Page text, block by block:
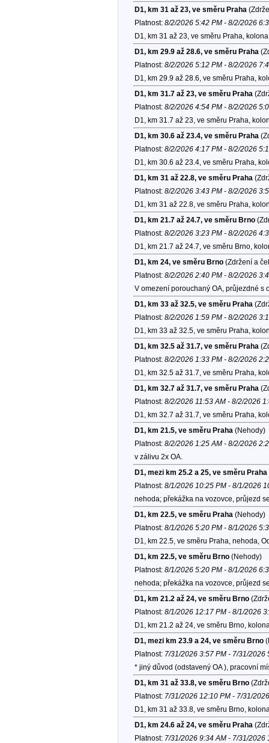
D1, km 31 až 23, ve směru Praha
Platnost: 8/2/2026 5:42 PM - 8/2/2026
D1, km 31 až 23, ve směru Praha,
D1, km 29.9 až 28.6, ve směru Praha
Platnost: 8/2/2026 5:12 PM - 8/2/2026
D1, km 29.9 až 28.6, ve směru Praha,
D1, km 31.7 až 23, ve směru Praha
Platnost: 8/2/2026 4:54 PM - 8/2/2026
D1, km 31.7 až 23, ve směru Praha,
D1, km 30.6 až 23.4, ve směru Praha
Platnost: 8/2/2026 4:17 PM - 8/2/2026
D1, km 30.6 až 23.4, ve směru Praha,
D1, km 31 až 22.8, ve směru Praha
Platnost: 8/2/2026 3:43 PM - 8/2/2026
D1, km 31 až 22.8, ve směru Praha,
D1, km 21.7 až 24.7, ve směru Brno
Platnost: 8/2/2026 3:23 PM - 8/2/2026
D1, km 21.7 až 24.7, ve směru Brno,
D1, km 24, ve směru Brno(Zdržení a
Platnost: 8/2/2026 2:40 PM - 8/2/2026
V omezení porouchaný OA, průjezdné s
D1, km 33 až 32.5, ve směru Praha
Platnost: 8/2/2026 1:59 PM - 8/2/2026
D1, km 33 až 32.5, ve směru Praha,
D1, km 32.5 až 31.7, ve směru Praha
Platnost: 8/2/2026 1:33 PM - 8/2/2026
D1, km 32.5 až 31.7, ve směru Praha,
D1, km 32.7 až 31.7, ve směru Praha
Platnost: 8/2/2026 11:53 AM - 8/2/2026
D1, km 32.7 až 31.7, ve směru Praha,
D1, km 21.5, ve směru Praha (Nehody)
Platnost: 8/2/2026 1:25 AM - 8/2/2026
v zálivu 2x OA.
D1, mezi km 25.2 a 25, ve směru Praha
Platnost: 8/1/2026 10:25 PM - 8/1/2026
nehoda; překážka na vozovce, průjezd
D1, km 22.5, ve směru Praha (Nehody)
Platnost: 8/1/2026 5:20 PM - 8/1/2026
D1, km 22.5, ve směru Praha, nehoda,
D1, km 22.5, ve směru Brno(Nehody)
Platnost: 8/1/2026 5:20 PM - 8/1/2026
nehoda; překážka na vozovce, průjezd
D1, km 21.2 až 24, ve směru Brno
Platnost: 8/1/2026 12:17 PM - 8/1/2026
D1, km 21.2 až 24, ve směru Brno,
D1, mezi km 23.9 a 24, ve směru Brno
Platnost: 7/31/2026 3:57 PM - 7/31/2026
* jiný důvod (odstavený OA ), pracovní
D1, km 31 až 33.8, ve směru Brno
Platnost: 7/31/2026 12:10 PM - 7/31/
D1, km 31 až 33.8, ve směru Brno,
D1, km 24.6 až 24, ve směru Praha
Platnost: 7/31/2026 9:34 AM - 7/31/2026